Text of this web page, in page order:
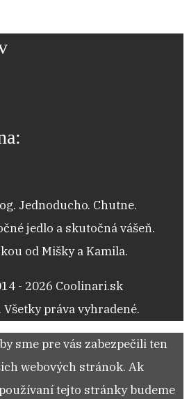
Jednoducho. Chutne.
jedlo a skutočná vášeň.
od Mišky a Kamila.
- 2026 Coolinari.sk
práva vyhradené.
sme pre vás zabezpečili ten
webových stránok. Ak
tejto stránky budeme